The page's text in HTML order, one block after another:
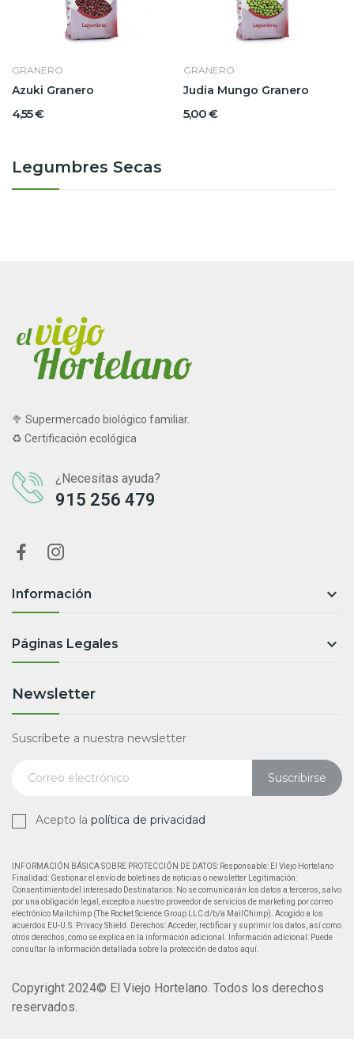
Legumbres Secas
GRANERO
Azuki Granero
4,55 €
GRANERO
Judia Mungo Granero
5,00 €
🥦 Supermercado biológico familiar.
♻ Certificación ecológica
¿Necesitas ayuda?
915 256 479
Información 
Páginas Legales 
Newsletter
Suscríbete a nuestra newsletter
Suscribirse
Acepto la política de privacidad
INFORMACIÓN BÁSICA SOBRE PROTECCIÓN DE DATOS: Responsable: El Viejo Hortelano
Finalidad: Gestionar el envío de boletines de noticias o newsletter Legitimación:
Consentimiento del interesado Destinatarios: No se comunicarán los datos a terceros, salvo
por una obligación legal, excepto a nuestro proveedor de servicios de marketing por correo
electrónico Mailchimp (The Rocket Science Group LLC d/b/a MailChimp). Acogido a los
acuerdos EU-U.S. Privacy Shield. Derechos: Acceder, rectificar y suprimir los datos, así como
otros derechos, como se explica en la información adicional. Información adicional: Puede
consultar la información detallada sobre la protección de datos aquí.
Copyright 2024© El Viejo Hortelano. Todos los derechos
reservados.